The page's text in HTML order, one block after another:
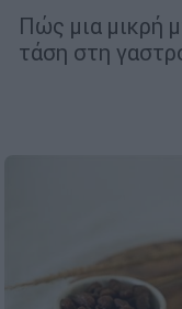
Πώς μια μικρή
τάση στη